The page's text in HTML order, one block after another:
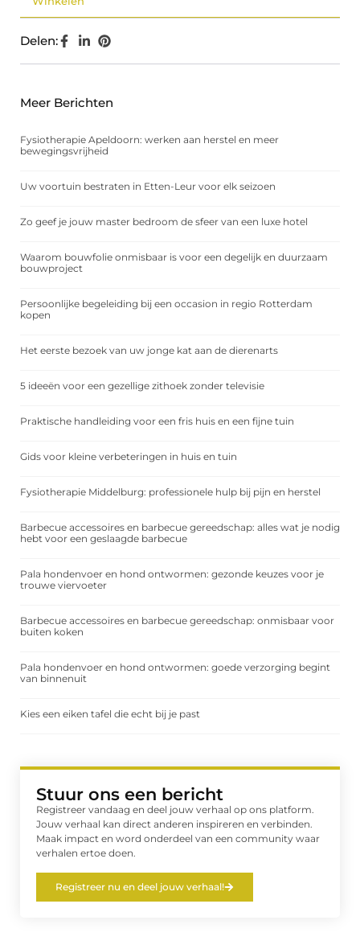
Delen:
Meer Berichten
Fysiotherapie Apeldoorn: werken aan herstel en meer
bewegingsvrijheid
Uw voortuin bestraten in Etten-Leur voor elk seizoen
Zo geef je jouw master bedroom de sfeer van een luxe hotel
Waarom bouwfolie onmisbaar is voor een degelijk en duurzaam
bouwproject
Persoonlijke begeleiding bij een occasion in regio Rotterdam
kopen
Het eerste bezoek van uw jonge kat aan de dierenarts
5 ideeën voor een gezellige zithoek zonder televisie
Praktische handleiding voor een fris huis en een fijne tuin
Gids voor kleine verbeteringen in huis en tuin
Fysiotherapie Middelburg: professionele hulp bij pijn en herstel
Barbecue accessoires en barbecue gereedschap: alles wat je nodig
hebt voor een geslaagde barbecue
Pala hondenvoer en hond ontwormen: gezonde keuzes voor je
trouwe viervoeter
Barbecue accessoires en barbecue gereedschap: onmisbaar voor
buiten koken
Pala hondenvoer en hond ontwormen: goede verzorging begint
van binnenuit
Kies een eiken tafel die echt bij je past
Stuur ons een bericht
Registreer vandaag en deel jouw verhaal op ons platform.
Jouw verhaal kan direct anderen inspireren en verbinden.
Maak impact en word onderdeel van een community waar
verhalen ertoe doen.
Registreer nu en deel jouw verhaal!